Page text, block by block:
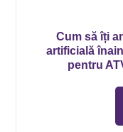
Cum să îți
artificială
pentru